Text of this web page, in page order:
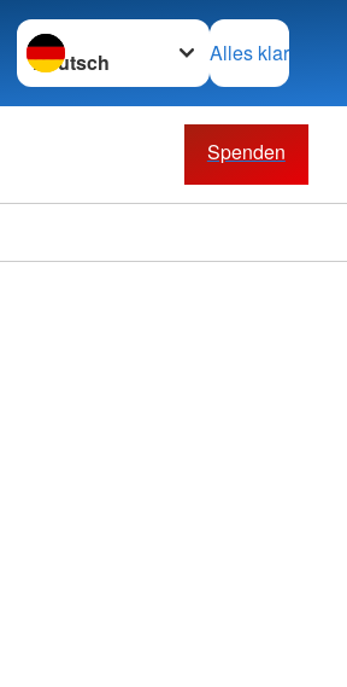
Sprache wechseln zu
Alles klar
Spenden